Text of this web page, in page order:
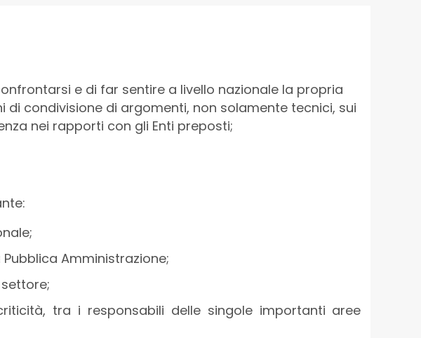
e di far sentire a livello nazionale la propria
condivisione di argomenti, non solamente tecnici, sui
nei rapporti con gli Enti preposti;
Amministrazione;
tra i responsabili delle singole importanti aree